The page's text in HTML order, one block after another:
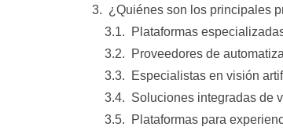
¿Quiénes son los principales
Plataformas
Proveedores de
Especialistas en visión
Soluciones integradas de
Plataformas para